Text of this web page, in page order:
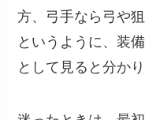
方、弓手なら弓や
というように、装
として見ると分か